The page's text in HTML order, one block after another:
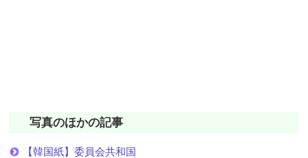
写真のほかの記事
【韓国紙】委員会共和国